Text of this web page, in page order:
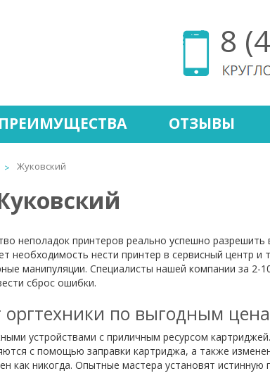
8
ПРЕИМУЩЕСТВА ОТЗЫВЫ
Жуковский
неполадок принтеров реально успешно
необходимость нести принтер в сервисный центр и
манипуляции. Специалисты нашей компании за 2-
сброс ошибки.
оргтехники по выгодным
устройствами с приличным ресурсом
с помощью заправки картриджа, а также
как никогда. Опытные мастера установят истинную